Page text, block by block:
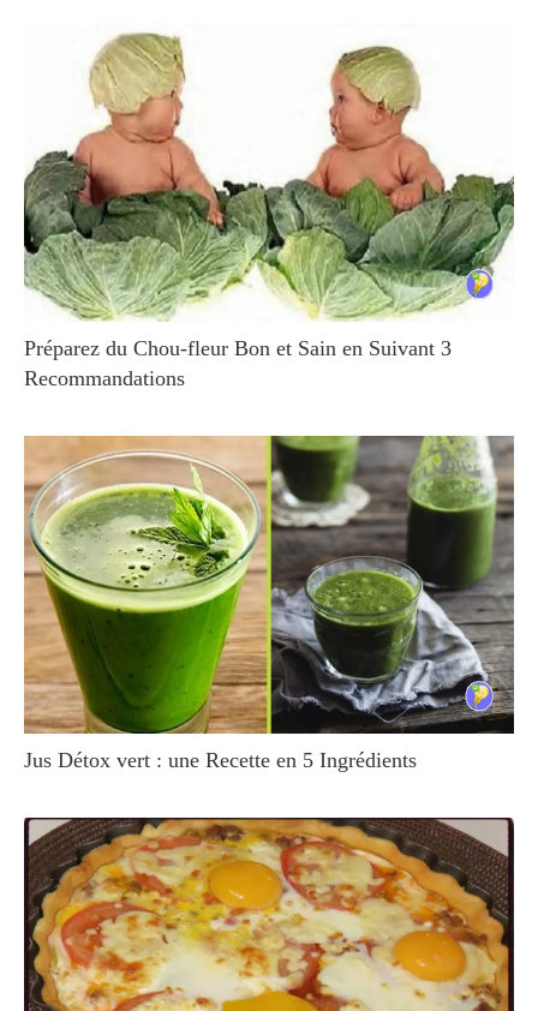
Préparez du Chou-fleur Bon et Sain en Suivant 3
Recommandations
Jus Détox vert : une Recette en 5 Ingrédients